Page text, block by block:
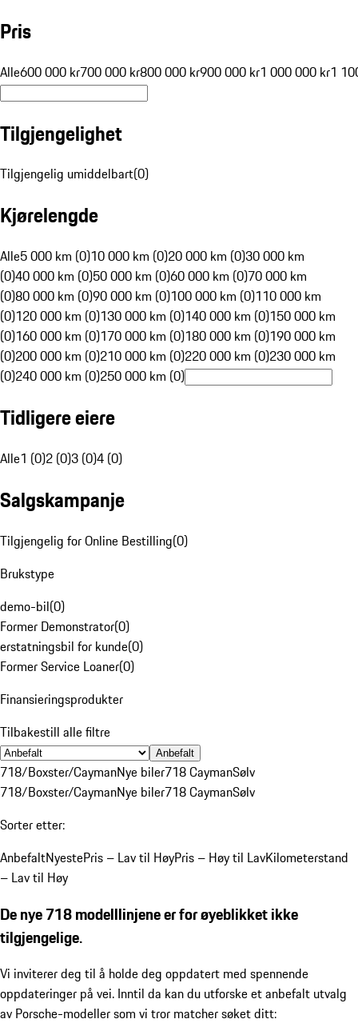
Pris
Alle600 000 kr700 000 kr800 000 kr900 000 kr1 000 000 kr1
Tilgjengelighet
Tilgjengelig umiddelbart(0)
Kjørelengde
Alle5 000 km (0)10 000 km (0)20 000 km (0)30 000 km
(0)40 000 km (0)50 000 km (0)60 000 km (0)70 000 km
(0)80 000 km (0)90 000 km (0)100 000 km (0)110 000 km
(0)120 000 km (0)130 000 km (0)140 000 km (0)150 000 km
(0)160 000 km (0)170 000 km (0)180 000 km (0)190 000 km
(0)200 000 km (0)210 000 km (0)220 000 km (0)230 000 km
(0)240 000 km (0)250 000 km (0)
Tidligere eiere
Alle1 (0)2 (0)3 (0)4 (0)
Salgskampanje
Tilgjengelig for Online Bestilling(0)
Brukstype
demo-bil(0)
Former Demonstrator(0)
erstatningsbil for kunde(0)
Former Service Loaner(0)
Finansieringsprodukter
Tilbakestill alle filtre
Anbefalt
718/Boxster/CaymanNye biler718 CaymanSølv
718/Boxster/CaymanNye biler718 CaymanSølv
Sorter etter:
AnbefaltNyestePris – Lav til HøyPris – Høy til LavKilometerstand
– Lav til Høy
De nye 718 modelllinjene er for øyeblikket ikke
tilgjengelige.
Vi inviterer deg til å holde deg oppdatert med spennende
oppdateringer på vei. Inntil da kan du utforske et anbefalt utvalg
av Porsche-modeller som vi tror matcher søket ditt: